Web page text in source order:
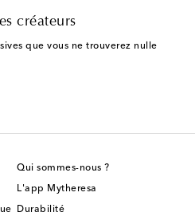
créateurs
que vous ne trouverez nulle
Qui sommes-nous ?
L'app Mytheresa
Durabilité